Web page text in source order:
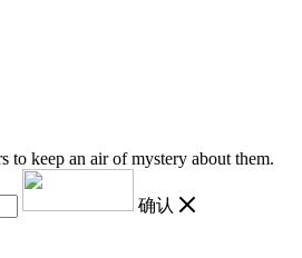
to keep an air of mystery about them.
确认